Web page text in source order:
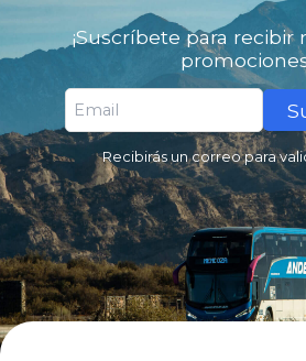
¡Suscríbete para recibir
Recibirás un correo para